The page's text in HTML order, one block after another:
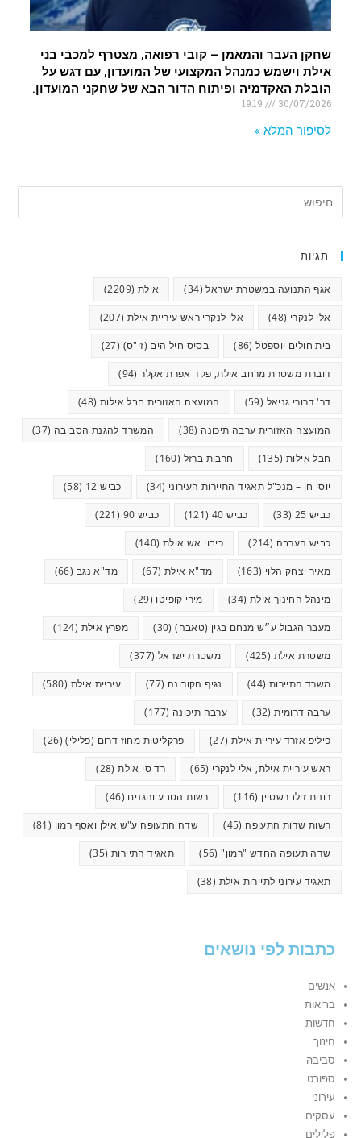
שחקן העבר והמאמן – קובי רפואה, מצטרף למכבי בני
אילת וישמש כמנהל המקצועי של המועדון, עם דגש על
הובלת האקדמיה ופיתוח הדור הבא של שחקני המועדון.
30/07/2026
לסיפור המלא »
תגיות
אגף התנועה במשטרת ישראל(34) אילת (2209)
אלי לנקרי (48) אלי לנקרי ראש עיריית אילת (207)
בית חולים יוספטל(86) בסיס חיל הים (זי"ס) (27)
דוברת משטרת מרחב אילת, פקד אפרת אקלר(94)
דר' דרורי גניאל (59) המועצה האזורית חבל אילות (48)
המועצה האזורית ערבה תיכונה (38) המשרד להגנת הסביבה (37)
חבל אילות (135) חרבות ברזל (160)
יוסי חן – מנכ"ל תאגיד התיירות העירוני (34) כביש 12 (58)
כביש 25 (33) כביש 40 (121) כביש 90 (221)
כביש הערבה (214) כיבוי אש אילת (140)
מאיר יצחק הלוי (163) מד"א אילת (67) מד"א נגב (66)
מינהל החינוך אילת (34) מירי קופיטו (29)
מעבר הגבול ע״ש מנחם בגין (טאבה)(30) מפרץ אילת (124)
משטרת אילת (425) משטרת ישראל (377)
משרד התיירות (44) נגיף הקורונה (77) עיריית אילת (580)
ערבה דרומית(32) ערבה תיכונה (177)
פיליפ אזרד עיריית אילת (27) פרקליטות מחוז דרום (פלילי)(26)
ראש עיריית אילת, אלי לנקרי (65) רד סי אילת(28)
רונית זילברשטיין (116) רשות הטבע והגנים (46)
רשות שדות התעופה (45) שדה התעופה ע"ש אילן ואסף רמון (81)
שדה תעופה החדש "רמון"(56) תאגיד התיירות (35)
תאגיד עירוני לתיירות אילת (38)
כתבות לפי נושאים
אנשים
בריאות
חדשות
חינוך
סביבה
ספורט
עירוני
עסקים
פלילים